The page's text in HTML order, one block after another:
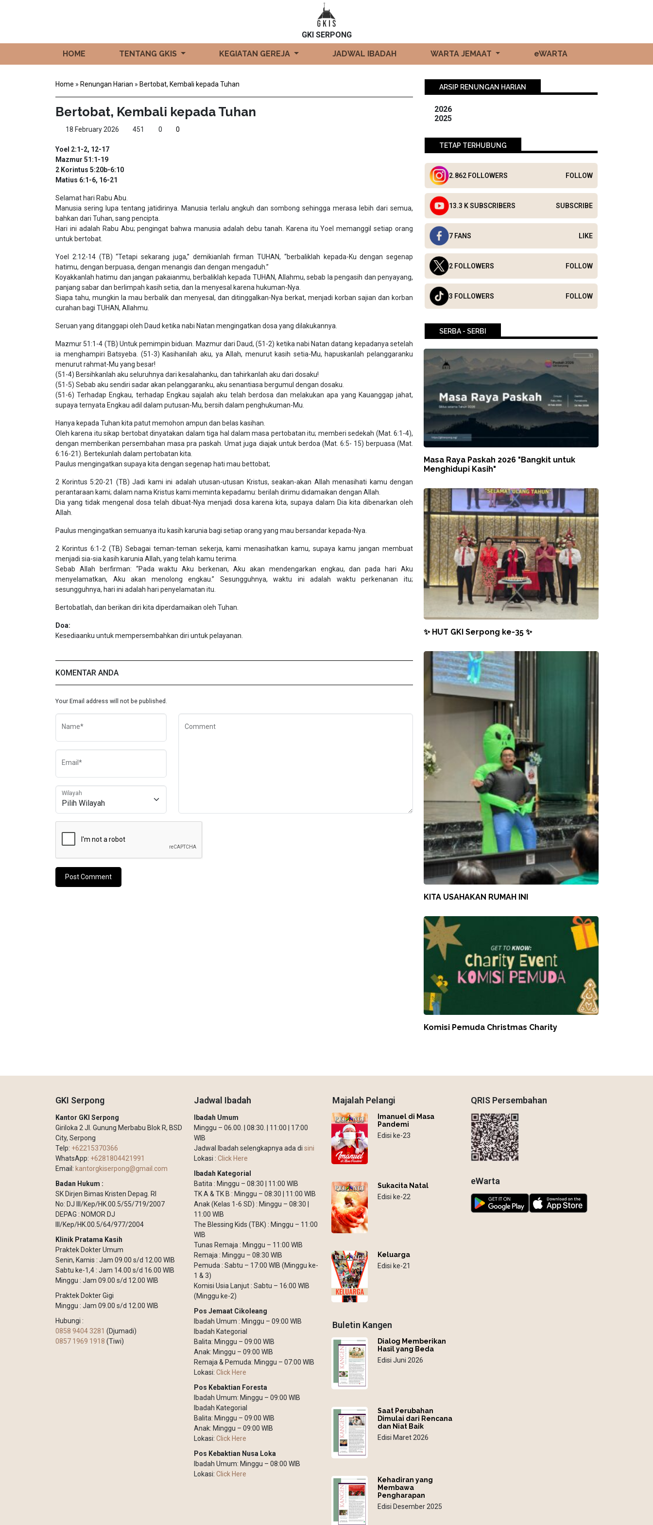
GKI SERPONG
HOME TENTANG GKIS KEGIATAN GEREJA JADWAL IBADAH WARTA JEMAAT eWARTA
Home » Renungan Harian » Bertobat, Kembali kepada Tuhan
Bertobat, Kembali kepada Tuhan
18 February 2026 451 0 0
Yoel 2:1-2, 12-17
Mazmur 51:1-19
2 Korintus 5:20b-6:10
Matius 6:1-6, 16-21
Selamat hari Rabu Abu.
Manusia sering lupa tentang jatidirinya. Manusia terlalu angkuh dan sombong sehingga merasa lebih dari semua,
bahkan dari Tuhan, sang pencipta.
Hari ini adalah Rabu Abu; pengingat bahwa manusia adalah debu tanah. Karena itu Yoel memanggil setiap orang
untuk bertobat.
Yoel 2:12-14 (TB) “Tetapi sekarang juga,” demikianlah firman TUHAN, “berbaliklah kepada-Ku dengan segenap
hatimu, dengan berpuasa, dengan menangis dan dengan mengaduh.”
Koyakkanlah hatimu dan jangan pakaianmu, berbaliklah kepada TUHAN, Allahmu, sebab Ia pengasih dan penyayang,
panjang sabar dan berlimpah kasih setia, dan Ia menyesal karena hukuman-Nya.
Siapa tahu, mungkin Ia mau berbalik dan menyesal, dan ditinggalkan-Nya berkat, menjadi korban sajian dan korban
curahan bagi TUHAN, Allahmu.
Seruan yang ditanggapi oleh Daud ketika nabi Natan mengingatkan dosa yang dilakukannya.
Mazmur 51:1-4 (TB) Untuk pemimpin biduan. Mazmur dari Daud, (51-2) ketika nabi Natan datang kepadanya setelah
ia menghampiri Batsyeba. (51-3) Kasihanilah aku, ya Allah, menurut kasih setia-Mu, hapuskanlah pelanggaranku
menurut rahmat-Mu yang besar!
(51-4) Bersihkanlah aku seluruhnya dari kesalahanku, dan tahirkanlah aku dari dosaku!
(51-5) Sebab aku sendiri sadar akan pelanggaranku, aku senantiasa bergumul dengan dosaku.
(51-6) Terhadap Engkau, terhadap Engkau sajalah aku telah berdosa dan melakukan apa yang Kauanggap jahat,
supaya ternyata Engkau adil dalam putusan-Mu, bersih dalam penghukuman-Mu.
Hanya kepada Tuhan kita patut memohon ampun dan belas kasihan.
Oleh karena itu sikap bertobat dinyatakan dalam tiga hal dalam masa pertobatan itu; memberi sedekah (Mat. 6:1-4),
dengan memberikan persembahan masa pra paskah. Umat juga diajak untuk berdoa (Mat. 6:5- 15) berpuasa (Mat.
6:16-21). Bertekunlah dalam pertobatan kita.
Paulus mengingatkan supaya kita dengan segenap hati mau bettobat;
2 Korintus 5:20-21 (TB) Jadi kami ini adalah utusan-utusan Kristus, seakan-akan Allah menasihati kamu dengan
perantaraan kami; dalam nama Kristus kami meminta kepadamu: berilah dirimu didamaikan dengan Allah.
Dia yang tidak mengenal dosa telah dibuat-Nya menjadi dosa karena kita, supaya dalam Dia kita dibenarkan oleh
Allah.
Paulus mengingatkan semuanya itu kasih karunia bagi setiap orang yang mau bersandar kepada-Nya.
2 Korintus 6:1-2 (TB) Sebagai teman-teman sekerja, kami menasihatkan kamu, supaya kamu jangan membuat
menjadi sia-sia kasih karunia Allah, yang telah kamu terima.
Sebab Allah berfirman: “Pada waktu Aku berkenan, Aku akan mendengarkan engkau, dan pada hari Aku
menyelamatkan, Aku akan menolong engkau.” Sesungguhnya, waktu ini adalah waktu perkenanan itu;
sesungguhnya, hari ini adalah hari penyelamatan itu.
Bertobatlah, dan berikan diri kita diperdamaikan oleh Tuhan.
Doa:
Kesediaanku untuk mempersembahkan diri untuk pelayanan.
KOMENTAR ANDA
Your Email address will not be published.
Name*
Email*
Wilayah
Comment
ARSIP RENUNGAN HARIAN
2026
2025
TETAP TERHUBUNG
2.862 FOLLOWERS FOLLOW
13.3 K SUBSCRIBERS SUBSCRIBE
7 FANS LIKE
2 FOLLOWERS FOLLOW
3 FOLLOWERS FOLLOW
SERBA - SERBI
Masa Raya Paskah 2026 "Bangkit untuk
Menghidupi Kasih"
✨ HUT GKI Serpong ke-35 ✨
KITA USAHAKAN RUMAH INI
Komisi Pemuda Christmas Charity
GKI Serpong
Kantor GKI Serpong
Giriloka 2 Jl. Gunung Merbabu Blok R, BSD
City, Serpong
Telp: +62215370366
WhatsApp: +6281804421991
Email: kantorgkiserpong@gmail.com
Badan Hukum :
SK Dirjen Bimas Kristen Depag. RI
No: DJ III/Kep/HK.00.5/55/719/2007
DEPAG : NOMOR DJ
III/Kep/HK.00.5/64/977/2004
Klinik Pratama Kasih
Praktek Dokter Umum
Senin, Kamis : Jam 09.00 s/d 12.00 WIB
Sabtu ke-1,4 : Jam 14.00 s/d 16.00 WIB
Minggu : Jam 09.00 s/d 12.00 WIB
Praktek Dokter Gigi
Minggu : Jam 09.00 s/d 12.00 WIB
Hubungi :
0858 9404 3281 (Djumadi)
0857 1969 1918 (Tiwi)
Jadwal Ibadah
Ibadah Umum
Minggu – 06.00. | 08:30. | 11:00 | 17:00
WIB
Jadwal Ibadah selengkapnya ada di sini
Lokasi : Click Here
Ibadah Kategorial
Batita : Minggu – 08:30 | 11:00 WIB
TK A & TK B : Minggu – 08:30 | 11:00 WIB
Anak (Kelas 1-6 SD) : Minggu – 08:30 |
11:00 WIB
The Blessing Kids (TBK) : Minggu – 11:00
WIB
Tunas Remaja : Minggu – 11:00 WIB
Remaja : Minggu – 08:30 WIB
Pemuda : Sabtu – 17:00 WIB (Minggu ke-
1 & 3)
Komisi Usia Lanjut : Sabtu – 16:00 WIB
(Minggu ke-2)
Pos Jemaat Cikoleang
Ibadah Umum : Minggu – 09:00 WIB
Ibadah Kategorial
Balita: Minggu – 09:00 WIB
Anak: Minggu – 09:00 WIB
Remaja & Pemuda: Minggu – 07:00 WIB
Lokasi: Click Here
Pos Kebaktian Foresta
Ibadah Umum: Minggu – 09:00 WIB
Ibadah Kategorial
Balita: Minggu – 09:00 WIB
Anak: Minggu – 09:00 WIB
Lokasi: Click Here
Pos Kebaktian Nusa Loka
Ibadah Umum: Minggu – 08:00 WIB
Lokasi: Click Here
Majalah Pelangi
Imanuel di Masa
Pandemi
Edisi ke-23
Sukacita Natal
Edisi ke-22
Keluarga
Edisi ke-21
Buletin Kangen
Dialog Memberikan
Hasil yang Beda
Edisi Juni 2026
Saat Perubahan
Dimulai dari Rencana
dan Niat Baik
Edisi Maret 2026
Kehadiran yang
Membawa
Pengharapan
Edisi Desember 2025
QRIS Persembahan
eWarta